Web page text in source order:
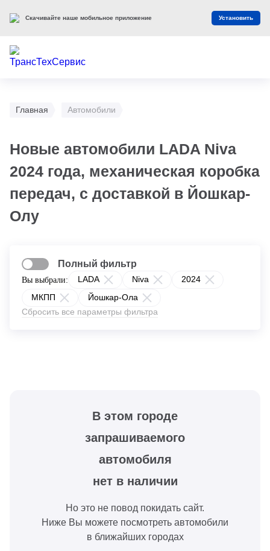
Главная Автомобили
Новые автомобили LADA Niva
2024 года, механическая коробка
передач, с доставкой в Йошкар-
Олу
Вы выбрали: LADA Niva
2024
МКПП
Йошкар-Ола
Сбросить все параметры фильтра
Полный фильтр
В этом городе
запрашиваемого
автомобиля
нет в наличии
Но это не повод покидать сайт.
Ниже Вы можете посмотреть автомобили
в ближайших городах
Скачивайте наше мобильное приложение Установить